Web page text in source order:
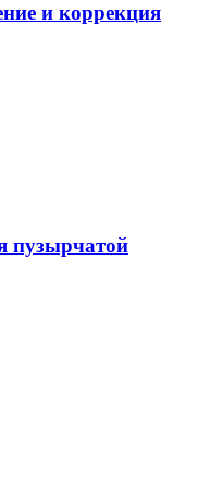
и коррекция
пузырчатой